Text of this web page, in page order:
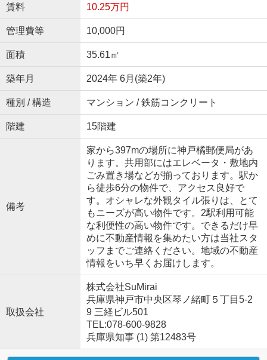
賃料 10.25万円
管理費等 10,000円
面積 35.61㎡
築年月 2024年 6月(築2年)
種別 / 構造 マンション / 鉄筋コンクリート
階建 15階建
備考
家から397mの場所に神戸橘郵便局があ
ります。共用部にはエレベータ・敷地内
ごみ置き場などが揃っております。駅か
ら徒歩6分の物件で、アクセス良好で
す。オシャレな外観タイル張りは、とて
もニーズが高い物件です。2駅利用可能
な利便性の高い物件です。できるだけ早
めに不動産情報を集めたい方は当社スタ
ッフまでご連絡ください。地域の不動産
情報をいち早くお届けします。
取扱会社
株式会社SuMirai
兵庫県神戸市中央区琴ノ緒町５丁目5-2
9 三経ビル501
TEL:078-600-9828
兵庫県知事 (1) 第12483号